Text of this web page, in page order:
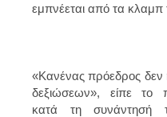
εμπνέεται από τα κλαμπ
«Κανένας πρόεδρος δεν
δεξιώσεων», είπε το
κατά τη συνάντησή